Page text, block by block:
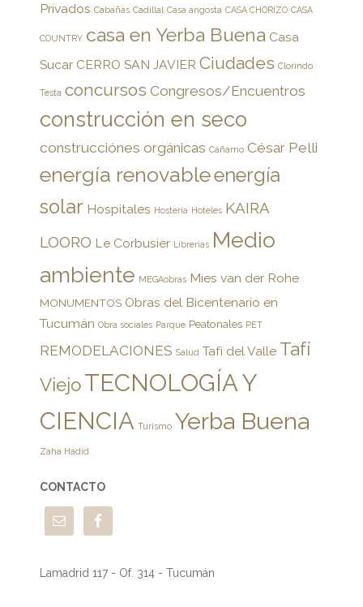
Privados Cabañas Cadillal Casa angosta CASA CHORIZO CASA
COUNTRY casa en Yerba Buena Casa
Sucar CERRO SAN JAVIER Ciudades Clorindo
Testa concursos Congresos/Encuentros
construcción en seco
construcciónes orgánicas Cáñamo César Pelli
energía renovableenergía
solar Hospitales Hostería Hoteles KAIRA
LOORO Le Corbusier Librerías Medio
ambiente MEGAobras Mies van der Rohe
MONUMENTOS Obras del Bicentenario en
Tucumán Obra sociales Parque Peatonales PET
REMODELACIONES Salud Tafí del Valle Tafí
ViejoTECNOLOGÍA Y
CIENCIA Turismo Yerba Buena
Zaha Hadid
CONTACTO
Lamadrid 117 - Of. 314 - Tucumán